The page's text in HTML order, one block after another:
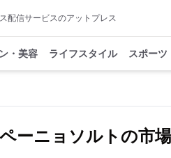
配信サービスのアットプレス
・美容 ライフスタイル スポーツ
ーニョソルトの市